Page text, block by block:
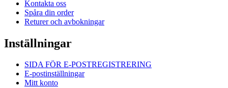
Kontakta oss
Spåra din order
Returer och avbokningar
Inställningar
SIDA FÖR E-POSTREGISTRERING
E-postinställningar
Mitt konto